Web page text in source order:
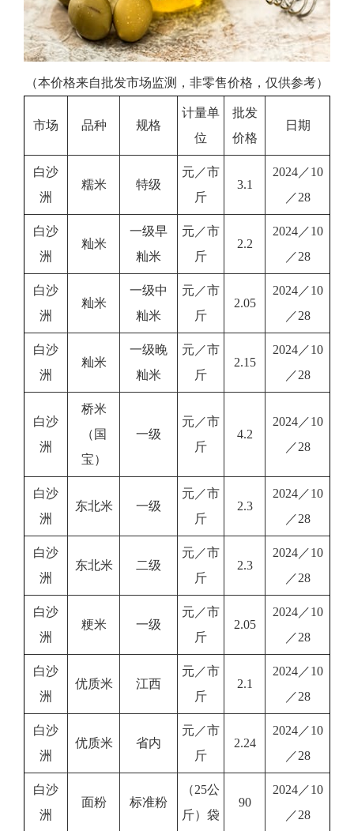
（本价格来自批发市场监测，非零售价格，仅供参考）
市场 品种 规格
计量单
位
批发
价格
日期
白沙
洲
糯米 特级
元／市
斤
3.1
2024／10
／28
白沙
洲
籼米
一级早
籼米
元／市
斤
2.2
2024／10
／28
白沙
洲
籼米
一级中
籼米
元／市
斤
2.05
2024／10
／28
白沙
洲
籼米
一级晚
籼米
元／市
斤
2.15
2024／10
／28
白沙
洲
桥米
（国
宝）
一级
元／市
斤
4.2
2024／10
／28
白沙
洲
东北米 一级
元／市
斤
2.3
2024／10
／28
白沙
洲
东北米 二级
元／市
斤
2.3
2024／10
／28
白沙
洲
粳米 一级
元／市
斤
2.05
2024／10
／28
白沙
洲
优质米 江西
元／市
斤
2.1
2024／10
／28
白沙
洲
优质米 省内
元／市
斤
2.24
2024／10
／28
白沙
洲
面粉 标准粉
（25公
斤）袋
90
2024／10
／28